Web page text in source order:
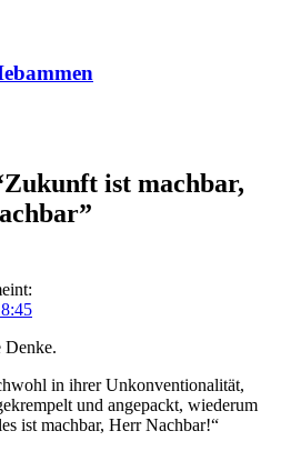
Zukunft ist machbar,
”
Denke.
in ihrer Unkonventionalität,
und angepackt, wiederum
ist machbar, Herr Nachbar!“